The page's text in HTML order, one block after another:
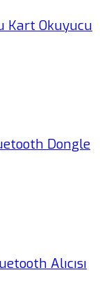
Kart Okuyucu
Dongle
Alıcısı